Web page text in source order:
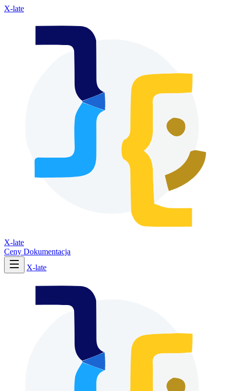
X-late
X-late
Ceny Dokumentacja
X-late